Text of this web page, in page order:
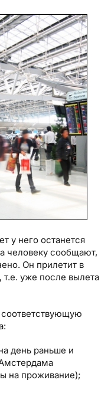
у него останется
человеку сообщают,
Он прилетит в
уже после вылета
день раньше и
на проживание);